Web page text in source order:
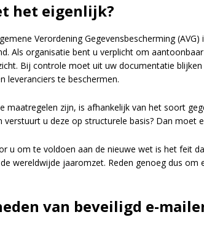
het eigenlijk?
Verordening Gegevensbescherming
Als organisatie bent u verplicht om
Bij controle moet uit uw documentatie
leveranciers te beschermen.
maatregelen zijn, is afhankelijk van het soort
verstuurt u deze op structurele basis? Dan
u om te voldoen aan de nieuwe wet is het feit
wereldwijde jaaromzet. Reden genoeg dus
van beveiligd e-